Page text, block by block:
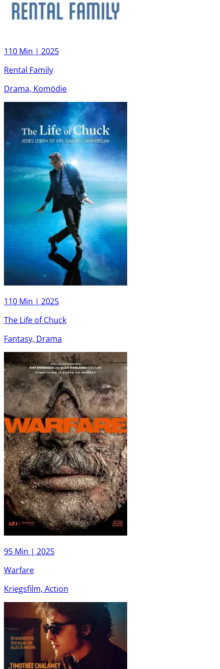
110 Min | 2025
Rental Family
Drama, Komödie
110 Min | 2025
The Life of Chuck
Fantasy, Drama
95 Min | 2025
Warfare
Kriegsfilm, Action